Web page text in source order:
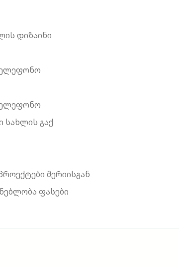
დიზაინი
სახლის გაქ
მერიისგან
ფასები